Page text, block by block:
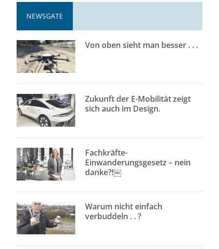
NEWSGATE
Von oben sieht man besser . . .
Zukunft der E-Mobilität zeigt
sich auch im Design.
Fachkräfte-
Einwanderungsgesetz – nein
danke?!￼
Warum nicht einfach
verbuddeln . . ?